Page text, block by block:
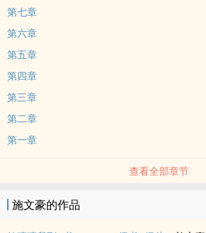
第七章
第六章
第五章
第四章
第三章
第二章
第一章
查看全部章节
施文豪的作品